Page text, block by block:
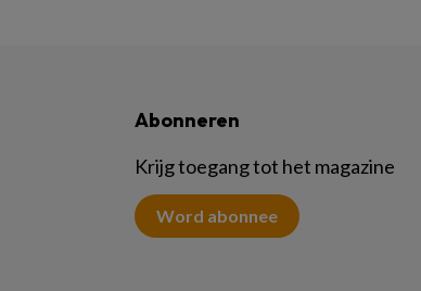
Abonneren
Krijg toegang tot het magazine
Word abonnee